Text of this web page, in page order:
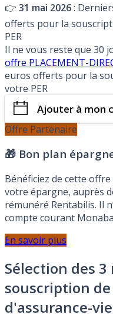
👉 31 mai 2026:
offerts pour la
PER
Il ne vous reste que 30
offre PLACEMENT-
euros offerts pour la
votre PER
Ajouter à mon
Offre Partenaire
🎁 Bon plan
Bénéficiez de cette
votre épargne, auprès
rémunéré Rentabilis. Il
compte courant
En savoir plus
Sélection des
souscription
d'assurance-vie